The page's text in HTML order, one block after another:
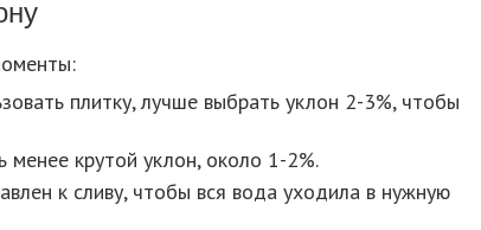
плитку, лучше выбрать уклон 2-3%, чтобы
крутой уклон, около 1-2%.
к сливу, чтобы вся вода уходила в нужную